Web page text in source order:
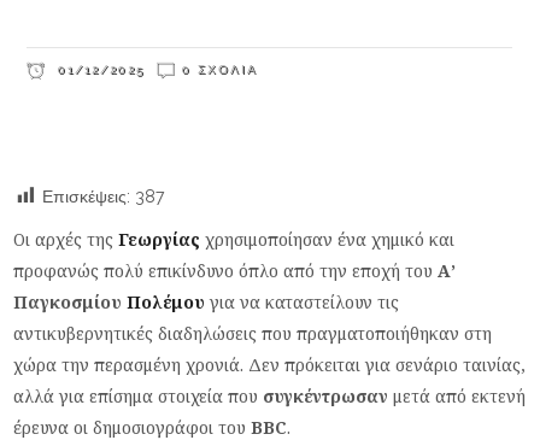
01/12/2025 0 ΣΧΌΛΙΑ
Επισκέψεις: 387
Oι αρχές τηςΓεωργίαςχρησιμοποίησαν ένα χημικό και
προφανώς πολύ επικίνδυνο όπλο από την εποχή του Α’
ΠαγκοσμίουΠολέμου για να καταστείλουν τις
αντικυβερνητικές διαδηλώσεις που πραγματοποιήθηκαν στη
χώρα την περασμένη χρονιά. Δεν πρόκειται για σενάριο ταινίας,
αλλά για επίσημα στοιχεία που συγκέντρωσανμετά από εκτενή
έρευνα οι δημοσιογράφοι τουBBC.